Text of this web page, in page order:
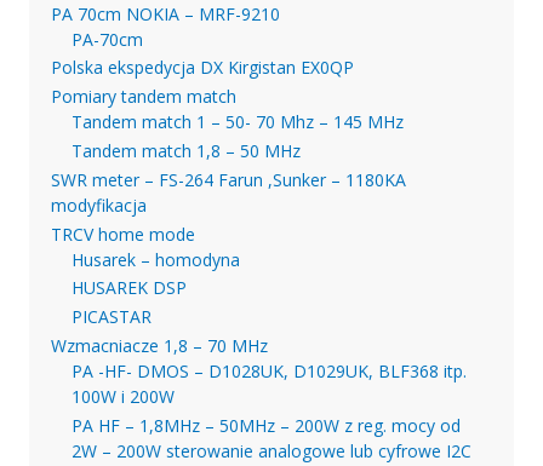
PA 70cm NOKIA – MRF-9210
PA-70cm
Polska ekspedycja DX Kirgistan EX0QP
Pomiary tandem match
Tandem match 1 – 50- 70 Mhz – 145 MHz
Tandem match 1,8 – 50 MHz
SWR meter – FS-264 Farun ,Sunker – 1180KA
modyfikacja
TRCV home mode
Husarek – homodyna
HUSAREK DSP
PICASTAR
Wzmacniacze 1,8 – 70 MHz
PA -HF- DMOS – D1028UK, D1029UK, BLF368 itp.
100W i 200W
PA HF – 1,8MHz – 50MHz – 200W z reg. mocy od
2W – 200W sterowanie analogowe lub cyfrowe I2C